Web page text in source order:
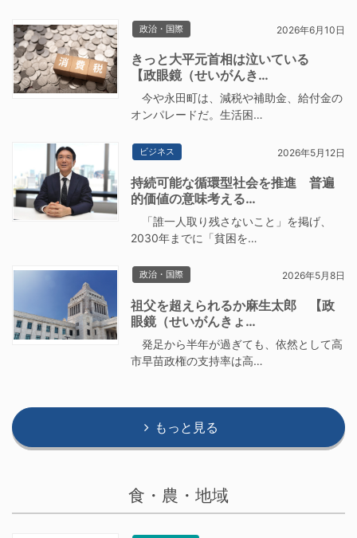
政治・国際 2026年6月10日
きっと大平元首相は泣いている
【政眼鏡（せいがんき…
今や永田町は、減税や補助金、給付金の
オンパレードだ。生活困…
ビジネス 2026年5月12日
持続可能な循環型社会を推進 普遍
的価値の意味考える…
「誰一人取り残さないこと」を掲げ、
2030年までに「貧困を…
政治・国際 2026年5月8日
祖父を超えられるか麻生太郎 【政
眼鏡（せいがんきょ…
発足から半年が過ぎても、依然として高
市早苗政権の支持率は高…
もっと見る
食・農・地域